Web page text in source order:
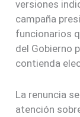
versiones
campaña
funcionarios
del Gobierno
contienda
La renuncia
atención